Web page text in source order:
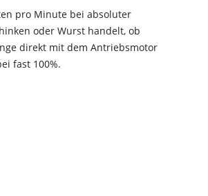
pro Minute bei absoluter
oder Wurst handelt, ob
direkt mit dem Antriebsmotor
fast 100%.